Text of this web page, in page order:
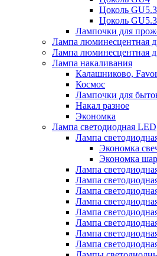
Цоколь
Цоколь GU5.3
Лампочки для
Лампа люминесцентная
Лампа люминесцентная
Лампа накаливания
Калашниково, Favor
Космос
Лампочки для
Накал разное
Экономка
Лампа светодиодная LED
Лампа
Экономка
Экономка
Лампа
Лампа
Лампа
Лампа
Лампа
Лампа
Лампа
Лампа